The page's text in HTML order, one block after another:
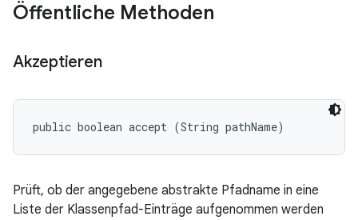
Öffentliche Methoden
Akzeptieren
public boolean accept (String pathName)
Prüft, ob der angegebene abstrakte Pfadname in eine
Liste der Klassenpfad-Einträge aufgenommen werden